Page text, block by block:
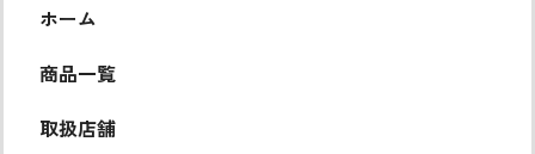
ホーム
商品一覧
取扱店舗